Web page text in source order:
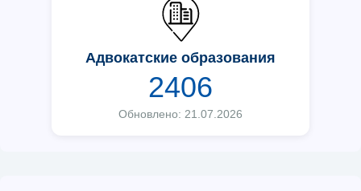
Адвокатские образования
2406
Обновлено: 21.07.2026